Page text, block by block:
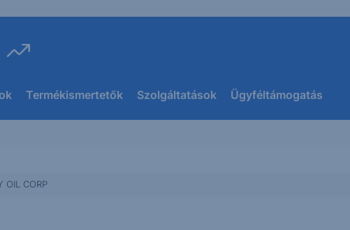
Termékismertetők Szolgáltatások Ügyféltámogatás
OIL CORP